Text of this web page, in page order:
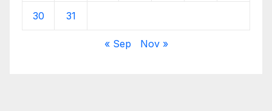
30 31
« Sep Nov »